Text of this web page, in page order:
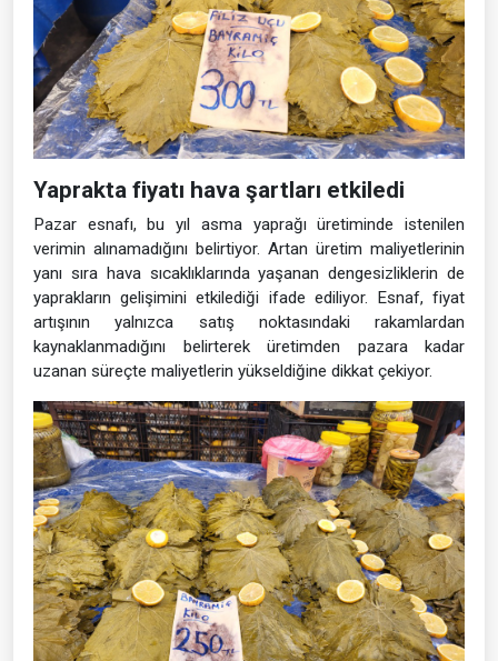
Yaprakta fiyatı hava şartları etkiledi
Pazar esnafı, bu yıl asma yaprağı üretiminde istenilen
verimin alınamadığını belirtiyor. Artan üretim maliyetlerinin
yanı sıra hava sıcaklıklarında yaşanan dengesizliklerin de
yaprakların gelişimini etkilediği ifade ediliyor. Esnaf, fiyat
artışının yalnızca satış noktasındaki rakamlardan
kaynaklanmadığını belirterek üretimden pazara kadar
uzanan süreçte maliyetlerin yükseldiğine dikkat çekiyor.